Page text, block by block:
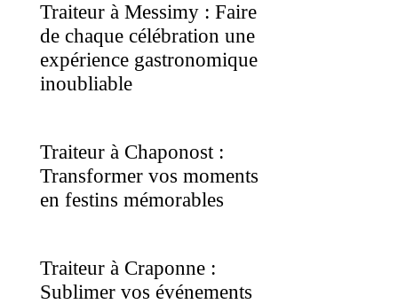
Traiteur à Messimy : Faire
de chaque célébration une
expérience gastronomique
inoubliable
Traiteur à Chaponost :
Transformer vos moments
en festins mémorables
Traiteur à Craponne :
Sublimer vos événements